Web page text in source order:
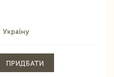
Україну
ПРИДБАТИ